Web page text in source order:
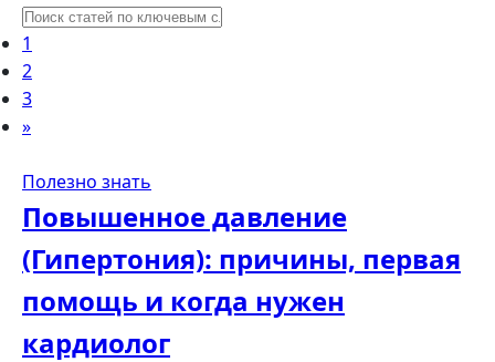
1
2
3
»
Полезно знать
Повышенное давление
(Гипертония): причины, первая
помощь и когда нужен
кардиолог